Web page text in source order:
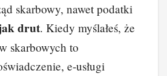
skarbowy, nawet podatki
drut. Kiedy myślałeś, że
skarbowych to
e-usługi